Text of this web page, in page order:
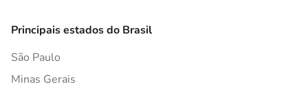
Principais estados do Brasil
São Paulo
Minas Gerais